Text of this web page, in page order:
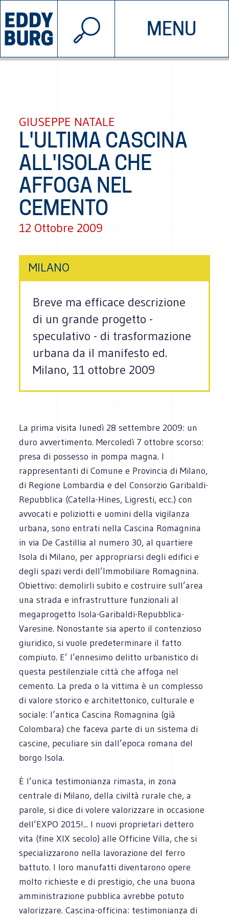
MENU
INIZIATIVE CHI SIAMO
© 2026 EDDYBURG
GIUSEPPE NATALE
L'ULTIMA CASCINA
ALL'ISOLA CHE
AFFOGA NEL
CEMENTO
12 Ottobre 2009
MILANO
Breve ma efficace descrizione
di un grande progetto -
speculativo - di trasformazione
urbana da il manifesto ed.
Milano, 11 ottobre 2009
La prima visita lunedì 28 settembre 2009: un
duro avvertimento. Mercoledì 7 ottobre scorso:
presa di possesso in pompa magna. I
rappresentanti di Comune e Provincia di Milano,
di Regione Lombardia e del Consorzio Garibaldi-
Repubblica (Catella-Hines, Ligresti, ecc.) con
avvocati e poliziotti e uomini della vigilanza
urbana, sono entrati nella Cascina Romagnina
in via De Castillia al numero 30, al quartiere
Isola di Milano, per appropriarsi degli edifici e
degli spazi verdi dell’Immobiliare Romagnina.
Obiettivo: demolirli subito e costruire sull’area
una strada e infrastrutture funzionali al
megaprogetto Isola-Garibaldi-Repubblica-
Varesine. Nonostante sia aperto il contenzioso
giuridico, si vuole predeterminare il fatto
compiuto. E’ l’ennesimo delitto urbanistico di
questa pestilenziale città che affoga nel
cemento. La preda o la vittima è un complesso
di valore storico e architettonico, culturale e
sociale: l’antica Cascina Romagnina (già
Colombara) che faceva parte di un sistema di
cascine, peculiare sin dall’epoca romana del
borgo Isola.
È l’unica testimonianza rimasta, in zona
centrale di Milano, della civiltà rurale che, a
parole, si dice di volere valorizzare in occasione
dell’EXPO 2015!... I nuovi proprietari dettero
vita (fine XIX secolo) alle Officine Villa, che si
specializzarono nella lavorazione del ferro
battuto. I loro manufatti diventarono opere
molto richieste e di prestigio, che una buona
amministrazione pubblica avrebbe potuto
valorizzare. Cascina-officina: testimonianza di